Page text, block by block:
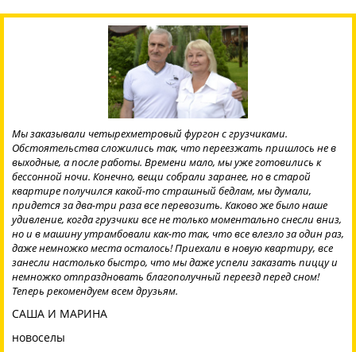
Честно скажу – я была против, когда внук сказал, что на дачу меня
отвезет он, а рассаду, посуду, кое-какие вещи повезут на чужой
машине, да еще и на грузовой. Я была уверена, что растрясут да
поломают. Но когда все составили в кузов, поняла, что накопилось
у меня слишком много, за один раз мы бы не отвезли с внуком на
его машине. Так каждых год бывает, переезд на дачу для меня все
утомительнее. Ехали мы перед "Газелью", дорогу показывали. Я и
оглянуться не успела – были уже на даче, за один рейс со всей
рассадой, вещами и с кошкой. Рассада моя не пострадала – ее,
оказывается, привязали как-то, не прыгала там. Внук сказал, что
осенью банки мои да фрукты-овощи сам возить опять не будет,
машину закажет. Я с ним уже не спорю.
БАБА ЛЕНА
пенсионерка